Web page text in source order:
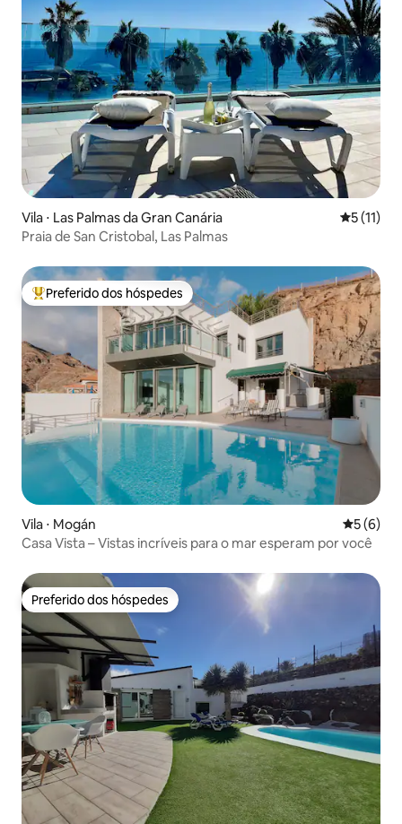
Vila ⋅ Las Palmas da Gran Canária 5 de uma
5 (11)
Praia de San Cristobal, Las Palmas
Entre os melhores preferidos dos hóspedes
Preferido dos hóspedes
Vila ⋅ Mogán 5 de
5 (6)
Casa Vista – Vistas incríveis para o mar esperam por você
Preferido dos hóspedes
Preferido dos hóspedes